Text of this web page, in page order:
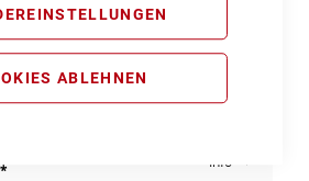
ABLEHNEN
Info